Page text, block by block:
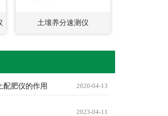
土壤养分速测仪
配肥仪的作用 2020-04-13
2023-04-11